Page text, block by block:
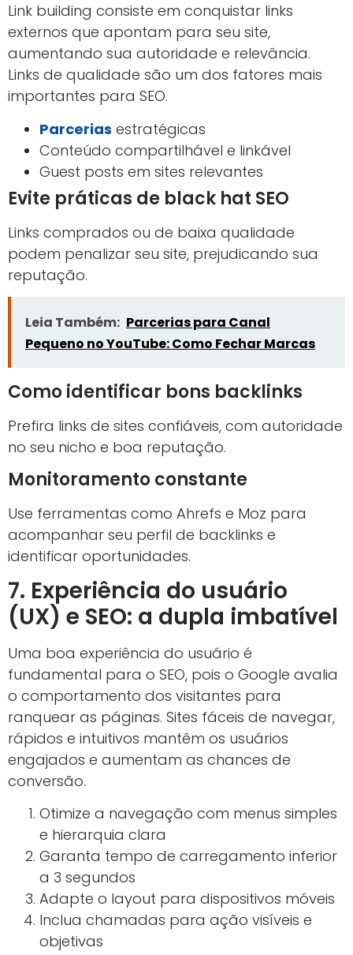
Link building consiste em conquistar links
externos que apontam para seu site,
aumentando sua autoridade e relevância.
Links de qualidade são um dos fatores mais
importantes para SEO.
Parcerias estratégicas
Conteúdo compartilhável e linkável
Guest posts em sites relevantes
Evite práticas de black hat SEO
Links comprados ou de baixa qualidade
podem penalizar seu site, prejudicando sua
reputação.
Leia Também: Parcerias para Canal
Pequeno no YouTube: Como Fechar Marcas
Como identificar bons backlinks
Prefira links de sites confiáveis, com autoridade
no seu nicho e boa reputação.
Monitoramento constante
Use ferramentas como Ahrefs e Moz para
acompanhar seu perfil de backlinks e
identificar oportunidades.
7. Experiência do usuário
(UX) e SEO: a dupla imbatível
Uma boa experiência do usuário é
fundamental para o SEO, pois o Google avalia
o comportamento dos visitantes para
ranquear as páginas. Sites fáceis de navegar,
rápidos e intuitivos mantêm os usuários
engajados e aumentam as chances de
conversão.
Otimize a navegação com menus simples
e hierarquia clara
Garanta tempo de carregamento inferior
a 3 segundos
Adapte o layout para dispositivos móveis
Inclua chamadas para ação visíveis e
objetivas